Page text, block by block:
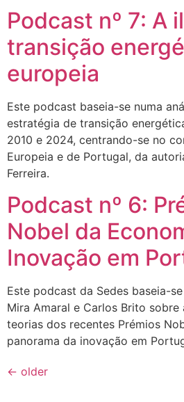
Podcast nº 7: A
transição
europeia
Este podcast baseia-se numa
estratégia de transição
2010 e 2024, centrando-se no
Europeia e de Portugal, da
Ferreira.
Podcast nº 6:
Nobel da
Inovação em
Este podcast da Sedes baseia-
Mira Amaral e Carlos Brito sobre
teorias dos recentes Prémios
panorama da inovação em
← older